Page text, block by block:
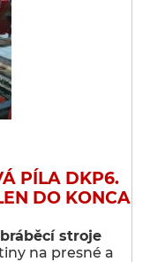
PÍLA DKP6.
DO KONCA
stroje
na presné a